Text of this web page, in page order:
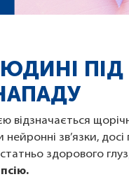
ПІД
відзначається
нейронні зв’язки,
здорового